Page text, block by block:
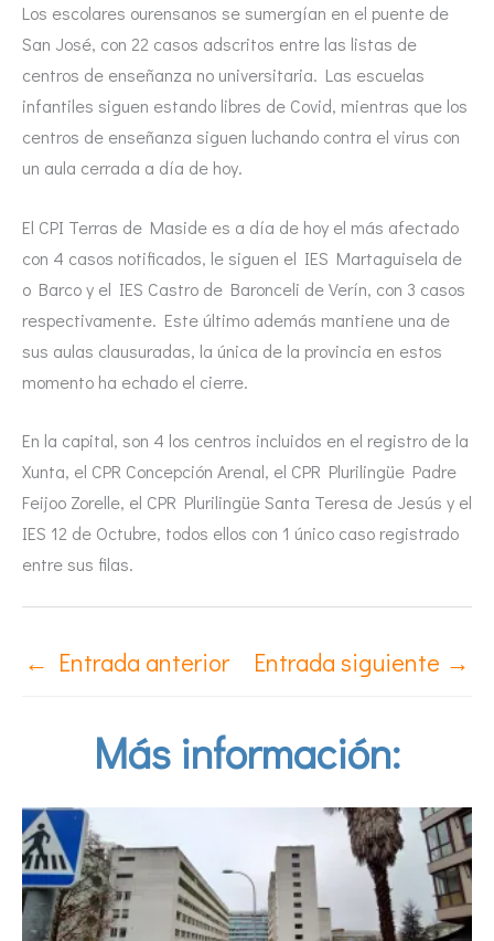
Los escolares ourensanos se sumergían en el puente de
San José, con 22 casos adscritos entre las listas de
centros de enseñanza no universitaria. Las escuelas
infantiles siguen estando libres de Covid, mientras que los
centros de enseñanza siguen luchando contra el virus con
un aula cerrada a día de hoy.
El CPI Terras de Maside es a día de hoy el más afectado
con 4 casos notificados, le siguen el IES Martaguisela de
o Barco y el IES Castro de Baronceli de Verín, con 3 casos
respectivamente. Este último además mantiene una de
sus aulas clausuradas, la única de la provincia en estos
momento ha echado el cierre.
En la capital, son 4 los centros incluidos en el registro de la
Xunta, el CPR Concepción Arenal, el CPR Plurilingüe Padre
Feijoo Zorelle, el CPR Plurilingüe Santa Teresa de Jesús y el
IES 12 de Octubre, todos ellos con 1 único caso registrado
entre sus filas.
← Entrada anterior Entrada siguiente →
Más información: